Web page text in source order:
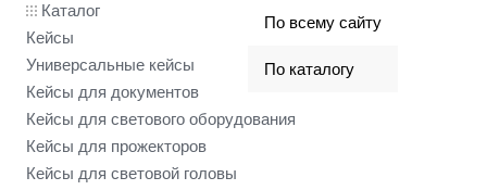
По всему сайту
По каталогу
Каталог
Кейсы
Универсальные кейсы
Кейсы для документов
Кейсы для светового оборудования
Кейсы для прожекторов
Кейсы для световой головы